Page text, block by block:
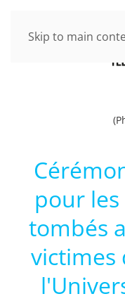
Skip to main
pour
tombés
victimes